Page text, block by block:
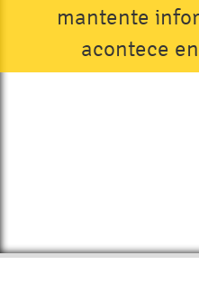
mantente
acontece